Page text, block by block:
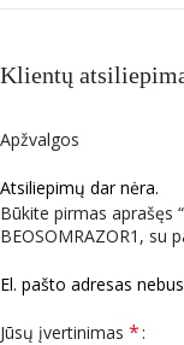
Klientų
Apžvalgos
Atsiliepimų dar nėra.
Būkite pirmas aprašęs
BEOSOMRAZOR1, su
El. pašto adresas
Jūsų įvertinimas *